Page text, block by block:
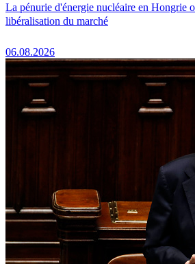
La pénurie d'énergie nucléaire en Hongrie
libéralisation du marché
06.08.2026